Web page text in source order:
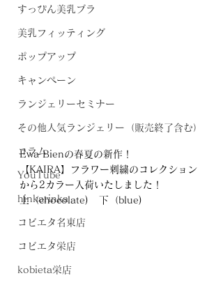
すっぴん美乳ブラ
美乳フィッティング
ポップアップ
キャンペーン
ランジェリーセミナー
その他人気ランジェリー（販売終了含む）
コラム
YouTube
hinkarinka
コビエタ名東店
コビエタ栄店
kobieta栄店
Ewa Bienの春夏の新作！
【KAIRA】フラワー刺繍のコレクション
から2カラー入荷いたしました！
上（chocolate)   下（blue)